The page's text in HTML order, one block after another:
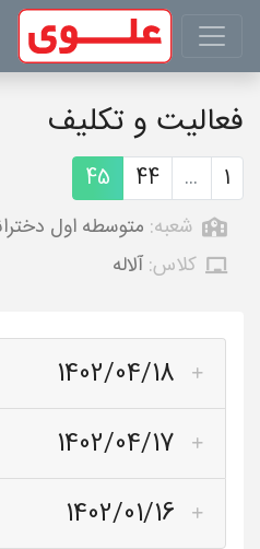
فعالیت و تکلیف
1
...
44
45
شعبه: متوسطه اول
کلاس: آلاله
1402/04/18
1402/04/17
1402/01/16